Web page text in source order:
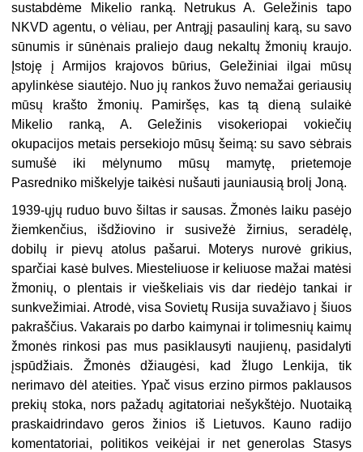
sustabdėme Mikelio ranką. Netrukus A. Geležinis tapo
NKVD agentu, o vėliau, per Antrąjį pasaulinį karą, su savo
sūnumis ir sūnėnais praliejo daug nekaltų žmonių kraujo.
Įstoję į Armijos krajovos būrius, Geležiniai ilgai mūsų
apylinkėse siautėjo. Nuo jų rankos žuvo nemažai geriausių
mūsų krašto žmonių. Pamiršęs, kas tą dieną sulaikė
Mikelio ranką, A. Geležinis visokeriopai vokiečių
okupacijos metais persekiojo mūsų šeimą: su savo sėbrais
sumušė iki mėlynumo mūsų mamytę, prietemoje
Pasredniko miškelyje taikėsi nušauti jauniausią brolį Joną.
1939-ųjų ruduo buvo šiltas ir sausas. Žmonės laiku pasėjo
žiemkenčius, išdžiovino ir susivežė žirnius, seradėlę,
dobilų ir pievų atolus pašarui. Moterys nurovė grikius,
sparčiai kasė bulves. Miesteliuose ir keliuose mažai matėsi
žmonių, o plentais ir vieškeliais vis dar riedėjo tankai ir
sunkvežimiai. Atrodė, visa Sovietų Rusija suvažiavo į šiuos
pakraščius. Vakarais po darbo kaimynai ir tolimesnių kaimų
žmonės rinkosi pas mus pasiklausyti naujienų, pasidalyti
įspūdžiais. Žmonės džiaugėsi, kad žlugo Lenkija, tik
nerimavo dėl ateities. Ypač visus erzino pirmos paklausos
prekių stoka, nors pažadų agitatoriai nešykštėjo. Nuotaiką
praskaidrindavo geros žinios iš Lietuvos. Kauno radijo
komentatoriai, politikos veikėjai ir net generolas Stasys